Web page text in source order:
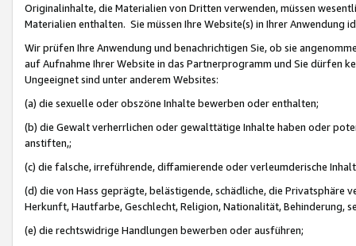
Originalinhalte, die Materialien von Dritten verwenden, müssen
Materialien enthalten. Sie müssen Ihre Website(s) in Ihrer Anwendung
Wir prüfen Ihre Anwendung und benachrichtigen Sie, ob sie
auf Aufnahme Ihrer Website in das Partnerprogramm und Sie dürfen
Ungeeignet sind unter anderem Websites:
(a) die sexuelle oder obszöne Inhalte bewerben oder enthalten;
(b) die Gewalt verherrlichen oder gewalttätige Inhalte haben oder
anstiften,;
(c) die falsche, irreführende, diffamierende oder verleumderische
(d) die von Hass geprägte, belästigende, schädliche, die Privatsphäre
Herkunft, Hautfarbe, Geschlecht, Religion, Nationalität, Behinderung,
(e) die rechtswidrige Handlungen bewerben oder ausführen;